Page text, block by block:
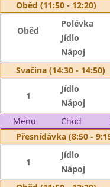
Oběd (11:50 - 12:20)
Oběd
Polévka
Jídlo
Nápoj
Svačina (14:30 - 14:50)
1
Jídlo
Nápoj
Menu
Chod
Přesnídávka (8:50 -
1
Jídlo
Nápoj